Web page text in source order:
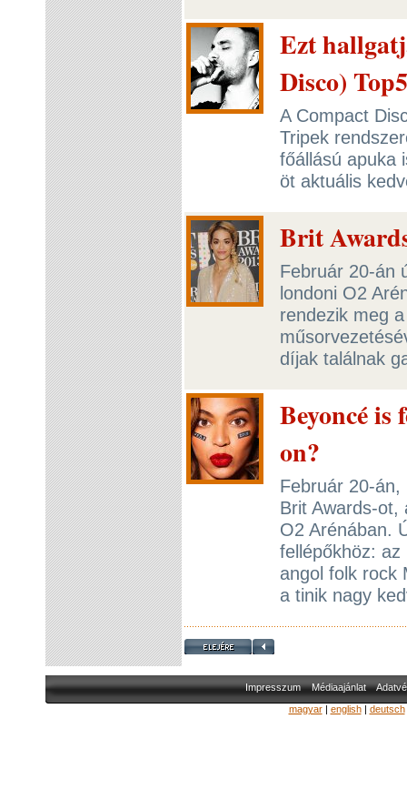
Ezt
Disco) Top5
A Compact
Tripek
főállású apuka
öt aktuális
Brit
Február 20-án
londoni O2
rendezik meg
díjak találnak
Beyoncé
on?
Február 20-
Brit Awards-ot,
O2 Arénában.
fellépőkhöz:
angol folk rock
a tinik nagy
Impresszum Médiaajánlat
magyar| english| deutsch